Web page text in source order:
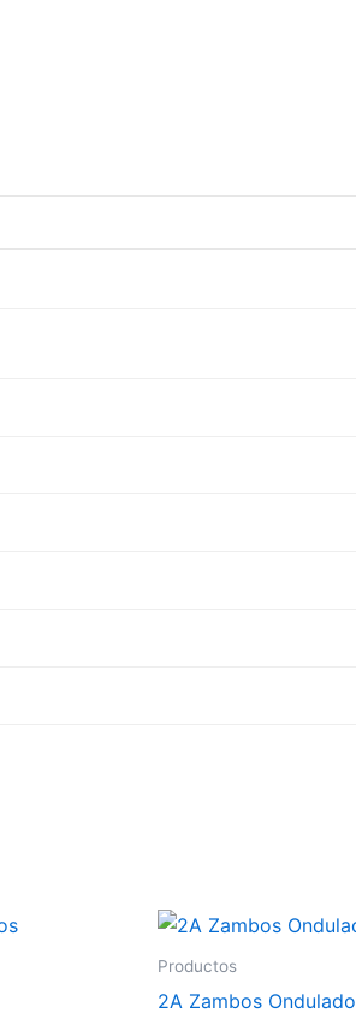
Productos
2A Zambos Ondulado